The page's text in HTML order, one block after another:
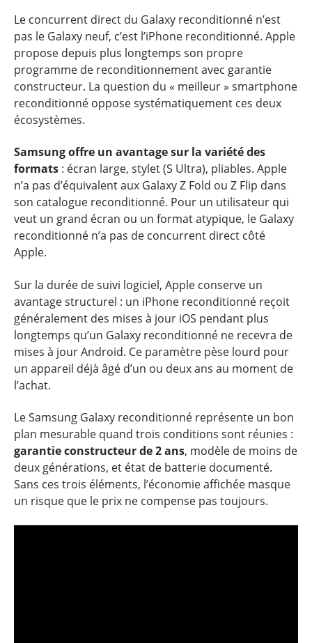
Le concurrent direct du Galaxy reconditionné n’est
pas le Galaxy neuf, c’est l’iPhone reconditionné. Apple
propose depuis plus longtemps son propre
programme de reconditionnement avec garantie
constructeur. La question du « meilleur » smartphone
reconditionné oppose systématiquement ces deux
écosystèmes.
Samsung offre un avantage sur la variété des
formats : écran large, stylet (S Ultra), pliables. Apple
n’a pas d’équivalent aux Galaxy Z Fold ou Z Flip dans
son catalogue reconditionné. Pour un utilisateur qui
veut un grand écran ou un format atypique, le Galaxy
reconditionné n’a pas de concurrent direct côté
Apple.
Sur la durée de suivi logiciel, Apple conserve un
avantage structurel : un iPhone reconditionné reçoit
généralement des mises à jour iOS pendant plus
longtemps qu’un Galaxy reconditionné ne recevra de
mises à jour Android. Ce paramètre pèse lourd pour
un appareil déjà âgé d’un ou deux ans au moment de
l’achat.
Le Samsung Galaxy reconditionné représente un bon
plan mesurable quand trois conditions sont réunies :
garantie constructeur de 2 ans, modèle de moins de
deux générations, et état de batterie documenté.
Sans ces trois éléments, l’économie affichée masque
un risque que le prix ne compense pas toujours.